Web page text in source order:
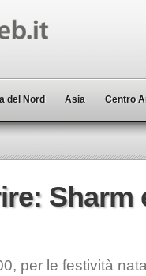
del Nord Asia Centro
Sharm
per le festività